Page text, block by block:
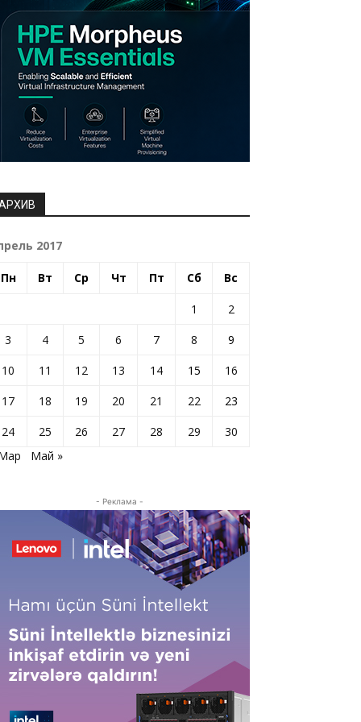
2017
Пн Вт Ср Чт Пт Сб Вс
1
2
3
4 5 6 7 8
9
10
11 12 13 14 15
16
17
18 19 20 21 22
23
24
25 26 27 28 29
30
Май »
- Реклама -